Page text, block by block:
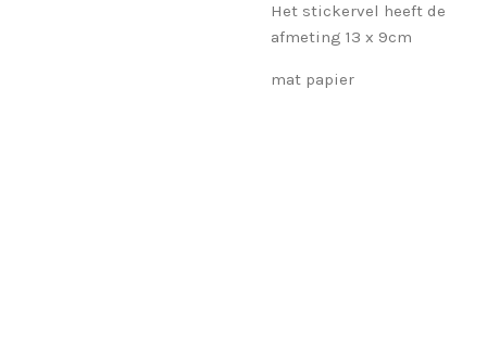
Het stickervel heeft de
afmeting 13 x 9cm
mat papier